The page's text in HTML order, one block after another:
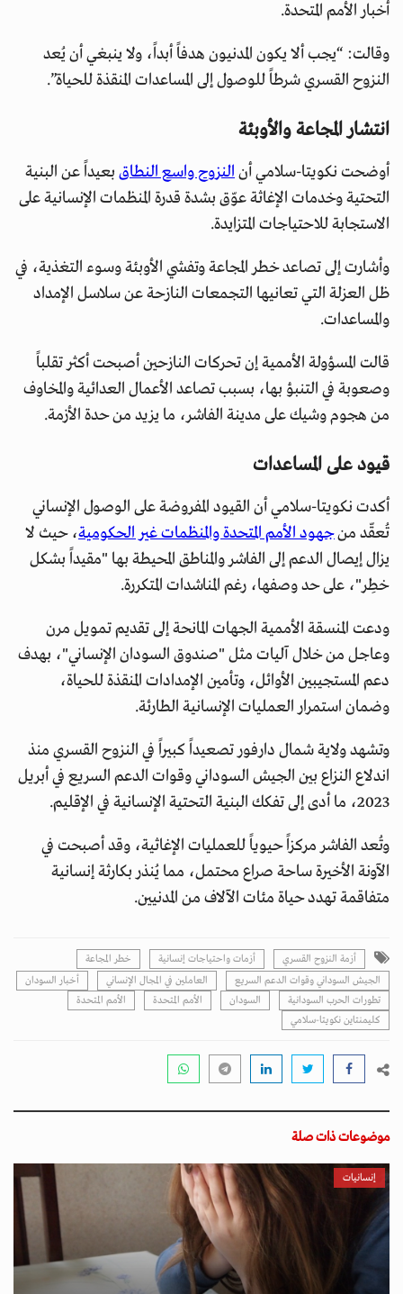
أخبار الأمم المتحدة.
وقالت: “يجب ألا يكون المدنيون هدفاً أبداً، ولا ينبغي أن يُعد
النزوح القسري شرطاً للوصول إلى المساعدات المنقذة للحياة”.
انتشار المجاعة والأوبئة
أوضحت نكويتا-سلامي أنالنزوح واسع النطاق بعيداً عن البنية
التحتية وخدمات الإغاثة عوّق بشدة قدرة المنظمات الإنسانية على
الاستجابة للاحتياجات المتزايدة.
وأشارت إلى تصاعد خطر المجاعة وتفشي الأوبئة وسوء التغذية، في
ظل العزلة التي تعانيها التجمعات النازحة عن سلاسل الإمداد
والمساعدات.
قالت المسؤولة الأممية إن تحركات النازحين أصبحت أكثر تقلباً
وصعوبة في التنبؤ بها، بسبب تصاعد الأعمال العدائية والمخاوف
من هجوم وشيك على مدينة الفاشر، ما يزيد من حدة الأزمة.
قيود على المساعدات
أكدت نكويتا-سلامي أن القيود المفروضة على الوصول الإنساني
تُعقّد منجهود الأمم المتحدة والمنظمات غير الحكومية، حيث لا
يزال إيصال الدعم إلى الفاشر والمناطق المحيطة بها "مقيداً بشكل
خطِر"، على حد وصفها، رغم المناشدات المتكررة.
ودعت المنسقة الأممية الجهات المانحة إلى تقديم تمويل مرن
وعاجل من خلال آليات مثل "صندوق السودان الإنساني"، بهدف
دعم المستجيبين الأوائل، وتأمين الإمدادات المنقذة للحياة،
وضمان استمرار العمليات الإنسانية الطارئة.
وتشهد ولاية شمال دارفور تصعيداً كبيراً في النزوح القسري منذ
اندلاع النزاع بين الجيش السوداني وقوات الدعم السريع في أبريل
2023، ما أدى إلى تفكك البنية التحتية الإنسانية في الإقليم.
وتُعد الفاشر مركزاً حيوياً للعمليات الإغاثية، وقد أصبحت في
الآونة الأخيرة ساحة صراع محتمل، مما يُنذر بكارثة إنسانية
متفاقمة تهدد حياة مئات الآلاف من المدنيين.
أزمة النزوح القسري أزمات واحتياجات إنسانية
خطر المجاعة
الجيش السوداني وقوات الدعم السريع
العاملين في المجال الإنساني
أخبار السودان
تطورات الحرب السودانية
السودان الأمم المتحدة
اﻷمم المتحدة
كليمنتاين نكويتا-سلامي
موضوعات ذات صلة
إنسانيات